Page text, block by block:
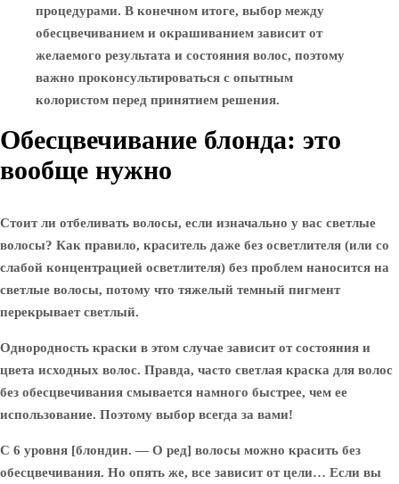
процедурами. В конечном итоге, выбор между
обесцвечиванием и окрашиванием зависит от
желаемого результата и состояния волос, поэтому
важно проконсультироваться с опытным
колористом перед принятием решения.
Обесцвечивание блонда: это
вообще нужно
Стоит ли отбеливать волосы, если изначально у вас светлые
волосы? Как правило, краситель даже без осветлителя (или со
слабой концентрацией осветлителя) без проблем наносится на
светлые волосы, потому что тяжелый темный пигмент
перекрывает светлый.
Однородность краски в этом случае зависит от состояния и
цвета исходных волос. Правда, часто светлая краска для волос
без обесцвечивания смывается намного быстрее, чем ее
использование. Поэтому выбор всегда за вами!
С 6 уровня [блондин. — О ред] волосы можно красить без
обесцвечивания. Но опять же, все зависит от цели… Если вы